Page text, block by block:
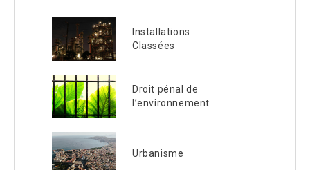
Installations
Classées
Droit pénal de
l’environnement
Urbanisme